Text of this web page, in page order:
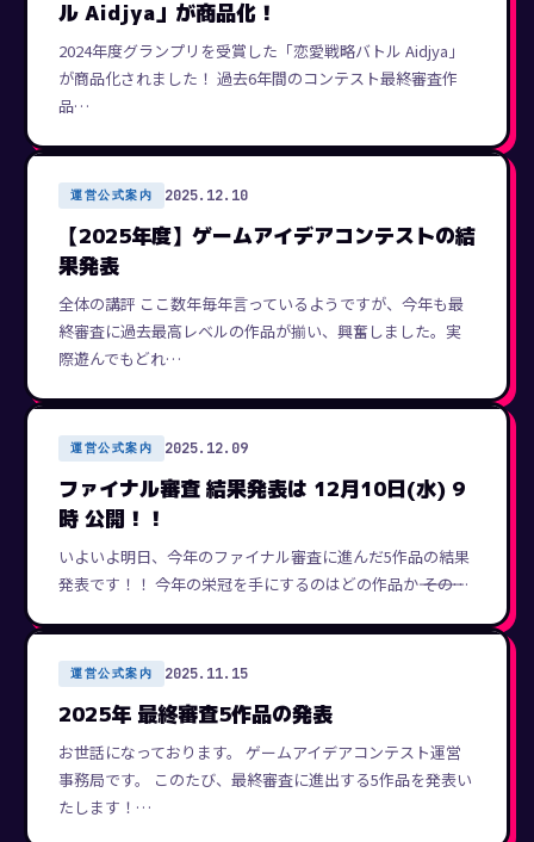
ル Aidjya」が商品化！
2024年度グランプリを受賞した「恋愛戦略バトル Aidjya」
が商品化されました！ 過去6年間のコンテスト最終審査作
品…
運営公式案内 2025.12.10
【2025年度】ゲームアイデアコンテストの結
果発表
全体の講評 ここ数年毎年言っているようですが、今年も最
終審査に過去最高レベルの作品が揃い、興奮しました。実
際遊んでもどれ…
運営公式案内 2025.12.09
ファイナル審査 結果発表は 12月10日(水) 9
時 公開！！
いよいよ明日、今年のファイナル審査に進んだ5作品の結果
発表です！！ 今年の栄冠を手にするのはどの作品か―――――― その…
運営公式案内 2025.11.15
2025年 最終審査5作品の発表
お世話になっております。 ゲームアイデアコンテスト運営
事務局です。 このたび、最終審査に進出する5作品を発表い
たします！…